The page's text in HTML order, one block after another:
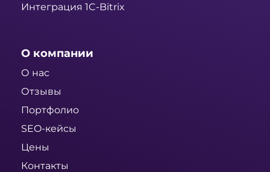
Интеграция 1C-Bitrix
О компании
О нас
Отзывы
Портфолио
SEO-кейсы
Цены
Контакты